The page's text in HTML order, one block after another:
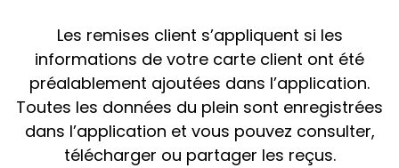
Les remises client s’appliquent si les
informations de votre carte client ont été
préalablement ajoutées dans l’application.
Toutes les données du plein sont enregistrées
dans l’application et vous pouvez consulter,
télécharger ou partager les reçus.